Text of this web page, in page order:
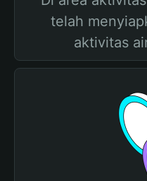
telah
aktivitas